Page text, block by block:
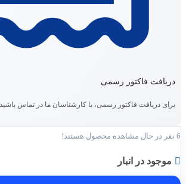
دریافت فاکتور رسمی
برای دریافت فاکتور رسمی، با کارشناسان ما در تماس باشید.
6 نفر در حال مشاهده محصول هستند!
موجود در انبار